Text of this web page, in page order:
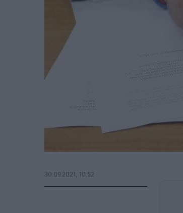
30.09.2021, 10:52